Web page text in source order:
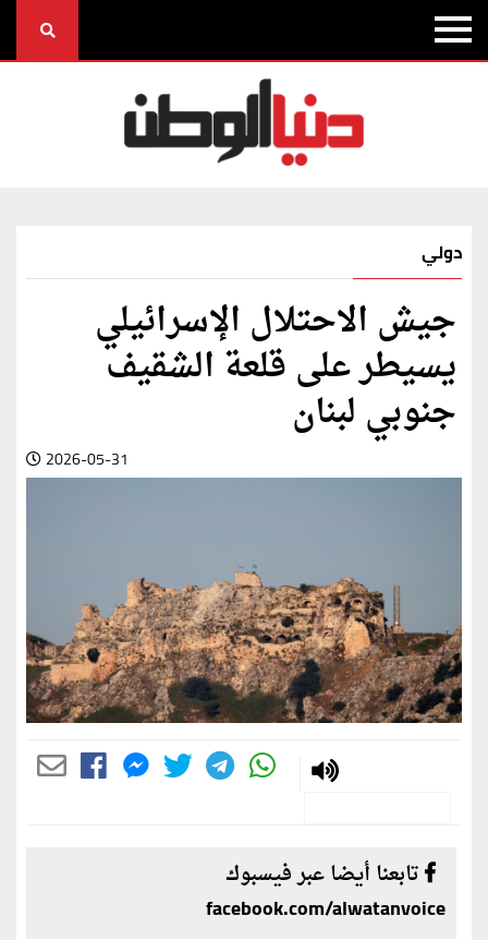
دولي
جيش الاحتلال الإسرائيلي
يسيطر على قلعة الشقيف
جنوبي لبنان
2026-05-31
تابعنا أيضا عبر فيسبوك
facebook.com/alwatanvoice